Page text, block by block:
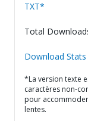
TXT*
Total
Download Stats
*La version texte
caractères non-
pour
lentes.